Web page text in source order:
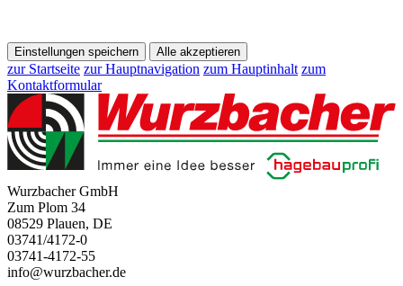
Einstellungen speichern Alle akzeptieren
zur Startseite zur Hauptnavigation zum Hauptinhalt zum
Kontaktformular
Wurzbacher GmbH
Zum Plom 34
08529 Plauen, DE
03741/4172-0
03741-4172-55
info@wurzbacher.de